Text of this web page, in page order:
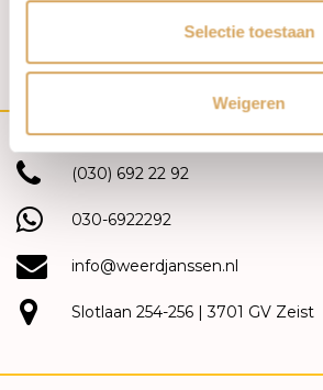
Selectie toestaan
Weigeren
(030) 692 22 92
030-6922292
info@weerdjanssen.nl
Slotlaan 254-256 | 3701 GV Zeist